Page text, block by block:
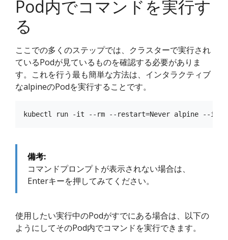
Pod内でコマンドを実行す
る
ここでの多くのステップでは、クラスターで実行され
ているPodが見ているものを確認する必要がありま
す。これを行う最も簡単な方法は、インタラクティブ
なalpineのPodを実行することです。
備考:
コマンドプロンプトが表示されない場合は、
Enterキーを押してみてください。
使用したい実行中のPodがすでにある場合は、以下の
ようにしてそのPod内でコマンドを実行できます。